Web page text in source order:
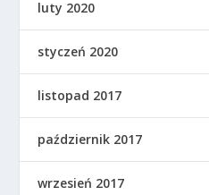
luty 2020
styczeń 2020
listopad 2017
październik 2017
wrzesień 2017